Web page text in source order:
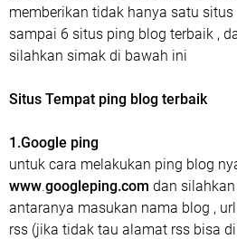
memberikan tidak hanya satu
sampai 6 situs ping blog terbaik ,
silahkan simak di bawah ini
Situs Tempat ping blog terbaik
1.Google ping
untuk cara melakukan ping blog
www.googleping.com dan
antaranya masukan nama blog ,
rss (jika tidak tau alamat rss bisa